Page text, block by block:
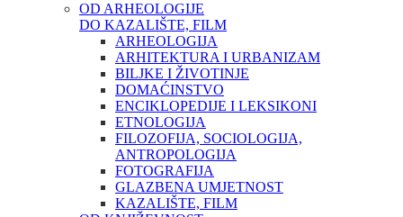
OD ARHEOLOGIJE
DO KAZALIŠTE, FILM
ARHEOLOGIJA
ARHITEKTURA I URBANIZAM
BILJKE I ŽIVOTINJE
DOMAĆINSTVO
ENCIKLOPEDIJE I LEKSIKONI
ETNOLOGIJA
FILOZOFIJA, SOCIOLOGIJA,
ANTROPOLOGIJA
FOTOGRAFIJA
GLAZBENA UMJETNOST
KAZALIŠTE, FILM